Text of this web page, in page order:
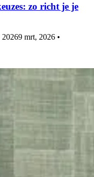
zo richt je je
20269 mrt, 2026 •